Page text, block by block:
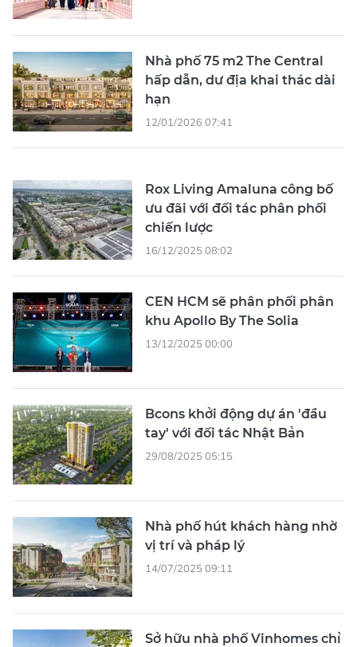
Nhà phố 75 m2 The Central
hấp dẫn, dư địa khai thác dài
hạn
12/01/2026 07:41
Rox Living Amaluna công bố
ưu đãi với đối tác phân phối
chiến lược
16/12/2025 08:02
CEN HCM sẽ phân phối phân
khu Apollo By The Solia
13/12/2025 00:00
Bcons khởi động dự án 'đầu
tay' với đối tác Nhật Bản
29/08/2025 05:15
Nhà phố hút khách hàng nhờ
vị trí và pháp lý
14/07/2025 09:11
Sở hữu nhà phố Vinhomes chỉ